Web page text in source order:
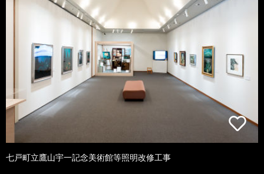
七戸町立鷹山宇一記念美術館等照明改修工事